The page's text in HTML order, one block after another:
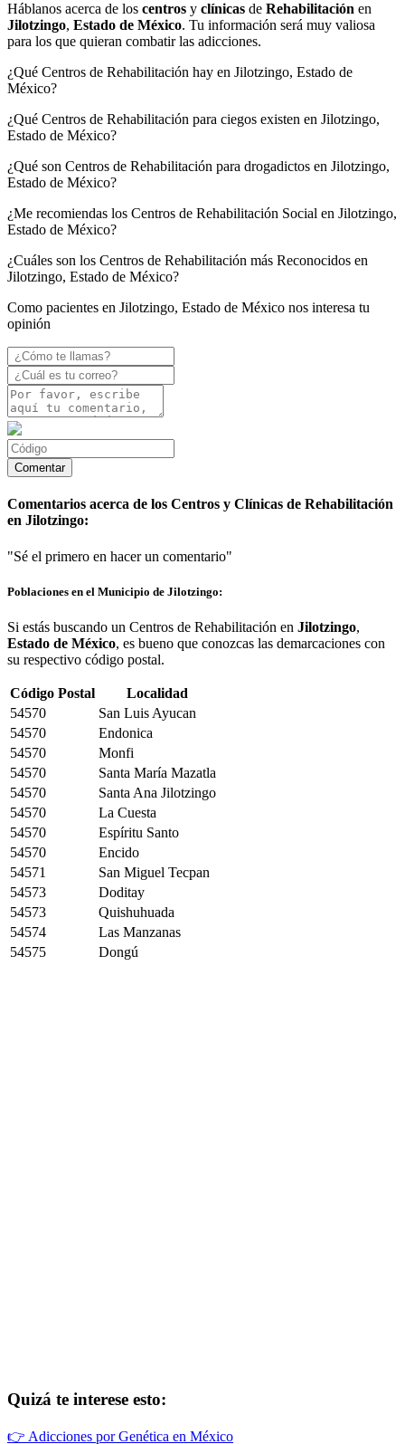
Háblanos acerca de los centros y clínicas de Rehabilitación en
Jilotzingo, Estado de México. Tu información será muy valiosa
para los que quieran combatir las adicciones.
¿Qué Centros de Rehabilitación hay en Jilotzingo, Estado de
México?
¿Qué Centros de Rehabilitación para ciegos existen en Jilotzingo,
Estado de México?
¿Qué son Centros de Rehabilitación para drogadictos en Jilotzingo,
Estado de México?
¿Me recomiendas los Centros de Rehabilitación Social en Jilotzingo,
Estado de México?
¿Cuáles son los Centros de Rehabilitación más Reconocidos en
Jilotzingo, Estado de México?
Como pacientes en Jilotzingo, Estado de México nos interesa tu
opinión
Comentarios acerca de los Centros y Clínicas de Rehabilitación
en Jilotzingo:
"Sé el primero en hacer un comentario"
Poblaciones en el Municipio de Jilotzingo:
Si estás buscando un Centros de Rehabilitación en Jilotzingo,
Estado de México, es bueno que conozcas las demarcaciones con
su respectivo código postal.
Código Postal
Localidad
54570
San Luis Ayucan
54570
Endonica
54570
Monfi
54570
Santa María Mazatla
54570
Santa Ana Jilotzingo
54570
La Cuesta
54570
Espíritu Santo
54570
Encido
54571
San Miguel Tecpan
54573
Doditay
54573
Quishuhuada
54574
Las Manzanas
54575
Dongú
Quizá te interese esto:
👉 Adicciones por Genética en México